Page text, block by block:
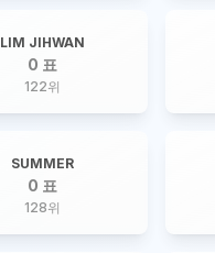
LIM JIHWAN
0 표
122위
SUMMER
0 표
128위